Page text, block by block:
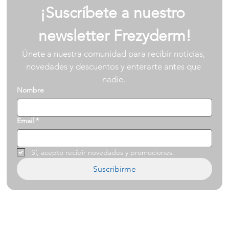
¡Suscríbete a nuestro
newsletter Frezyderm!
Únete a nuestra comunidad para recibir noticias,
novedades y descuentos y enterarte antes que
Nombre
Email *
Sí, acepto recibir novedades y promociones.
Suscribirme